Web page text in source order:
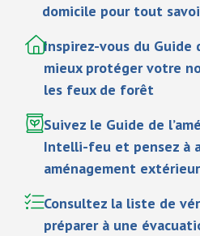
domicile pour tout
Inspirez-vous du
mieux protéger votre
les feux de forêt
Suivez le Guide de
Intelli-feu et pensez à
aménagement extérieur
Consultez la liste de
préparer à une